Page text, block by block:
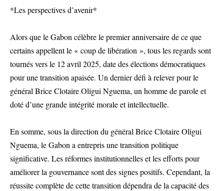
*Les perspectives d’avenir*
Alors que le Gabon célèbre le premier anniversaire de ce que
certains appellent le « coup de libération », tous les regards sont
tournés vers le 12 avril 2025, date des élections démocratiques
pour une transition apaisée. Un dernier défi à relever pour le
général Brice Clotaire Oligui Nguema, un homme de parole et
doté d’une grande intégrité morale et intellectuelle.
En somme, sous la direction du général Brice Clotaire Oligui
Nguema, le Gabon a entrepris une transition politique
significative. Les réformes institutionnelles et les efforts pour
améliorer la gouvernance sont des signes positifs. Cependant, la
réussite complète de cette transition dépendra de la capacité des